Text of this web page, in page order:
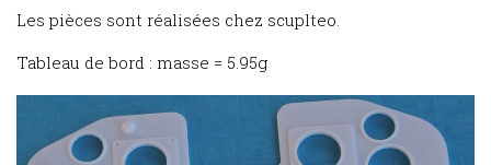
Les pièces sont réalisées chez scuplteo.
Tableau de bord : masse = 5.95g